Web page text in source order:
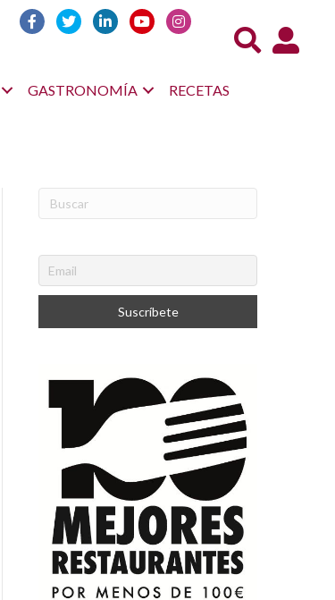
Acceso
GASTRONOMÍA
RECETAS